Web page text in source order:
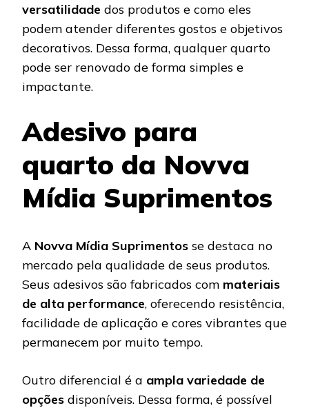
versatilidade dos produtos e como eles
podem atender diferentes gostos e objetivos
decorativos. Dessa forma, qualquer quarto
pode ser renovado de forma simples e
impactante.
Adesivo para
quarto da Novva
Mídia Suprimentos
A Novva Mídia Suprimentos se destaca no
mercado pela qualidade de seus produtos.
Seus adesivos são fabricados com materiais
de alta performance, oferecendo resistência,
facilidade de aplicação e cores vibrantes que
permanecem por muito tempo.
Outro diferencial é a ampla variedade de
opções disponíveis. Dessa forma, é possível